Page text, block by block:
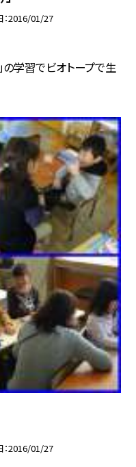
2016/01/27
の学習でビオトープで生
2016/01/27